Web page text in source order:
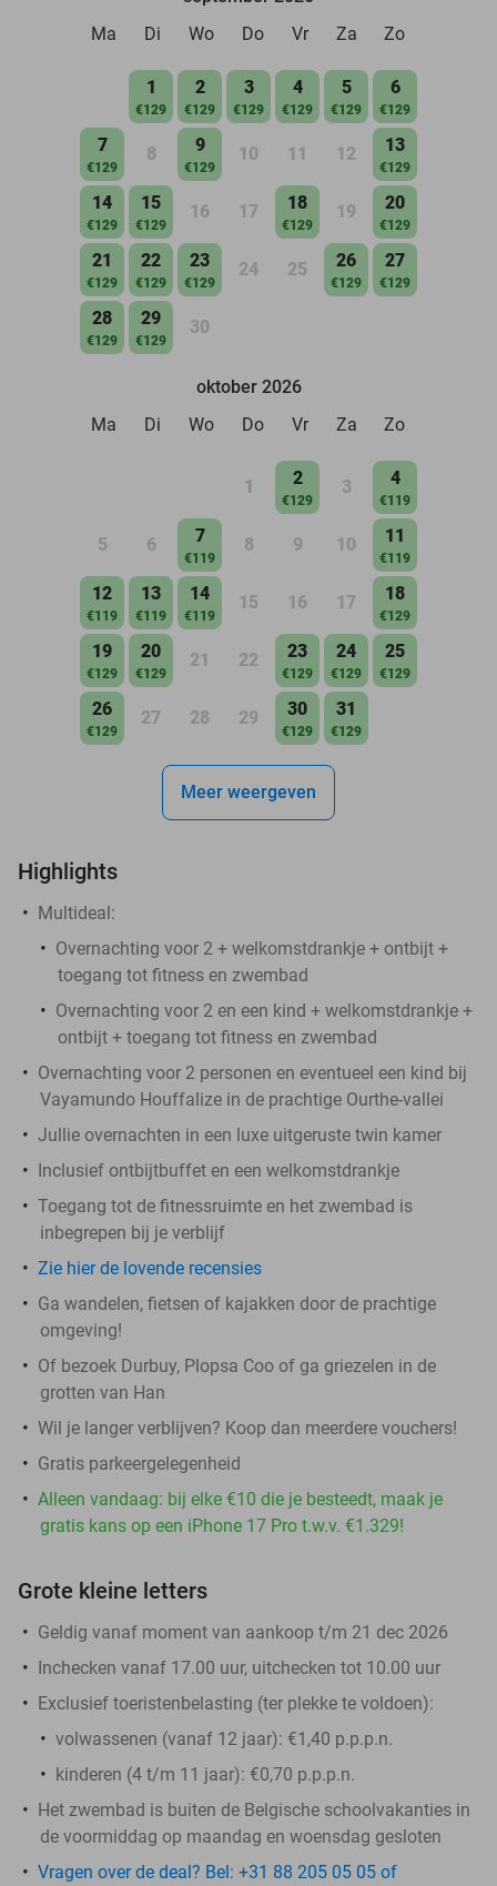
Ma
Di Wo Do Vr Za Zo
1
€129
2
€129
3
€129
4
€129
5
€129
6
€129
7
€129
8 9
€129
10 11 12 13
€129
14
€129
15
€129
16 17 18
€129
19 20
€129
21
€129
22
€129
23
€129
24 25 26
€129
27
€129
28
€129
29
€129
30
oktober 2026
Ma
Di Wo Do Vr Za Zo
1 2
€129
3 4
€119
5 6 7
€119
8 9 10 11
€119
12
€119
13
€119
14
€119
15 16 17 18
€129
19
€129
20
€129
21 22 23
€129
24
€129
25
€129
26
€129
27 28 29 30
€129
31
€129
Meer weergeven
Highlights
Multideal:
Overnachting voor 2 + welkomstdrankje + ontbijt +
toegang tot fitness en zwembad
Overnachting voor 2 en een kind + welkomstdrankje +
ontbijt + toegang tot fitness en zwembad
Overnachting voor 2 personen en eventueel een kind bij
Vayamundo Houffalize in de prachtige Ourthe-vallei
Jullie overnachten in een luxe uitgeruste twin kamer
Inclusief ontbijtbuffet en een welkomstdrankje
Toegang tot de fitnessruimte en het zwembad is
inbegrepen bij je verblijf
Zie hier de lovende recensies
Ga wandelen, fietsen of kajakken door de prachtige
omgeving!
Of bezoek Durbuy, Plopsa Coo of ga griezelen in de
grotten van Han
Wil je langer verblijven? Koop dan meerdere vouchers!
Gratis parkeergelegenheid
Alleen vandaag: bij elke €10 die je besteedt, maak je
gratis kans op een iPhone 17 Pro t.w.v. €1.329!
Grote kleine letters
Geldig vanaf moment van aankoop t/m 21 dec 2026
Inchecken vanaf 17.00 uur, uitchecken tot 10.00 uur
Exclusief toeristenbelasting (ter plekke te voldoen):
volwassenen (vanaf 12 jaar): €1,40 p.p.p.n.
kinderen (4 t/m 11 jaar): €0,70 p.p.p.n.
Het zwembad is buiten de Belgische schoolvakanties in
de voormiddag op maandag en woensdag gesloten
Vragen over de deal? Bel: +31 88 205 05 05 of